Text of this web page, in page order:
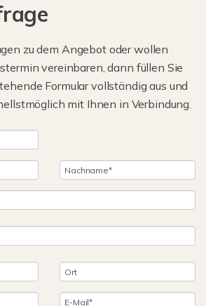
zu dem Angebot oder wollen
vereinbaren, dann füllen Sie
Formular vollständig aus und
mit Ihnen in Verbindung.